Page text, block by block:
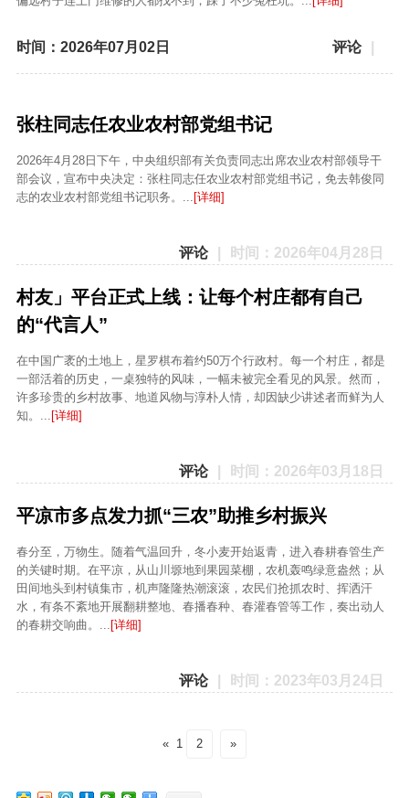
评论
时间：2026年07月02日
张柱同志任农业农村部党组书记
2026年4月28日下午，中央组织部有关负责同志出席农业农村部领导干
部会议，宣布中央决定：张柱同志任农业农村部党组书记，免去韩俊同
志的农业农村部党组书记职务。...
[详细]
评论 时间：2026年04月28日
村友」平台正式上线：让每个村庄都有自己
的“代言人”
在中国广袤的土地上，星罗棋布着约50万个行政村。每一个村庄，都是
一部活着的历史，一桌独特的风味，一幅未被完全看见的风景。然而，
许多珍贵的乡村故事、地道风物与淳朴人情，却因缺少讲述者而鲜为人
知。...
[详细]
评论 时间：2026年03月18日
平凉市多点发力抓“三农”助推乡村振兴
春分至，万物生。随着气温回升，冬小麦开始返青，进入春耕春管生产
的关键时期。在平凉，从山川塬地到果园菜棚，农机轰鸣绿意盎然；从
田间地头到村镇集市，机声隆隆热潮滚滚，农民们抢抓农时、挥洒汗
水，有条不紊地开展翻耕整地、春播春种、春灌春管等工作，奏出动人
的春耕交响曲。...
[详细]
评论 时间：2023年03月24日
« 1 2 »